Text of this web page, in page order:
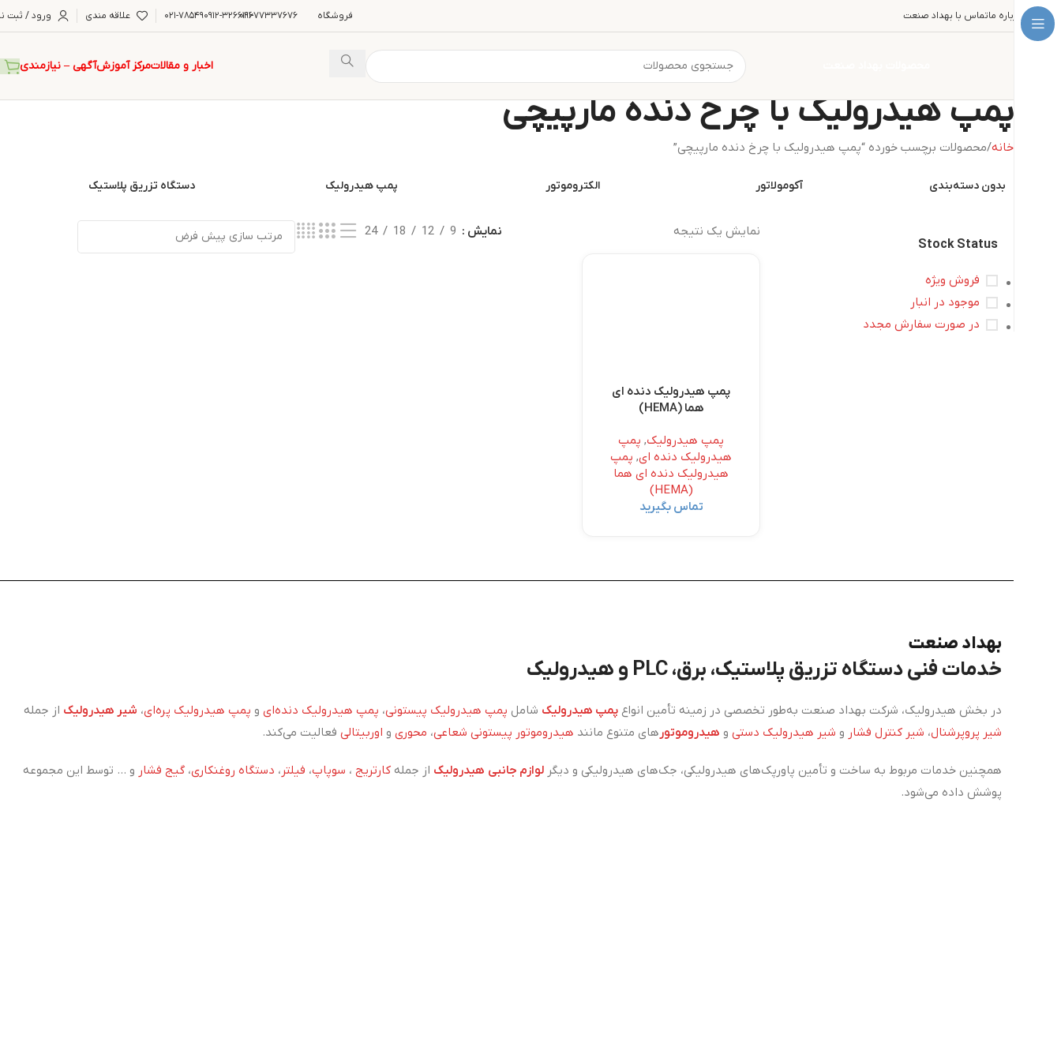
درباره ماتماس با بهداد صنعت فروشگاه ۰۲۱-۷۷۳۳۷۶۷۶۰۹۱۲-۳۲۶۶۱۹۶۰۲۱-۷۸۵۴۹ علاقه مندی ورود / ثبت
اخبار و مقالاتمرکز آموزشآگهی – نیازمندی
پمپ هیدرولیک با چرخ دنده مارپیچی
خانه محصولات برچسب خورده “پمپ هیدرولیک با چرخ دنده مارپیچی”
بدون دسته‌بندی آکومولاتور الکتروموتور پمپ هیدرولیک دستگاه تزریق پلاستیک
Stock Status
فروش ویژه
موجود در انبار
در صورت سفارش مجدد
نمایش یک نتیجه نمایش 9
12
18
24
پمپ هیدرولیک دنده ای
هما (HEMA)
پمپ هیدرولیک, پمپ
هیدرولیک دنده ای, پمپ
هیدرولیک دنده ای هما
(HEMA)
تماس بگیرید
بهداد صنعت
خدمات فنی دستگاه تزریق پلاستیک، برق، PLC و هیدرولیک
در بخش هیدرولیک، شرکت بهداد صنعت به‌طور تخصصی در زمینه تأمین انواع پمپ هیدرولیک شامل پمپ هیدرولیک پیستونی، پمپ هیدرولیک دنده‌ای و پمپ هیدرولیک پره‌ای، شیر هیدرولیک از جمله
شیر پروپرشنال، شیر کنترل فشار و شیر هیدرولیک دستی و هیدروموتور های متنوع مانند هیدروموتور پیستونی شعاعی، محوری و اوربیتالی فعالیت می‌کند.
همچنین خدمات مربوط به ساخت و تأمین پاورپک‌های هیدرولیکی، جک‌های هیدرولیکی و دیگر لوازم جانبی هیدرولیک از جمله کارتریج ، سوپاپ، فیلتر ، دستگاه روغنکاری، گیج فشار و ... توسط این مجموعه
پوشش داده می‌شود.